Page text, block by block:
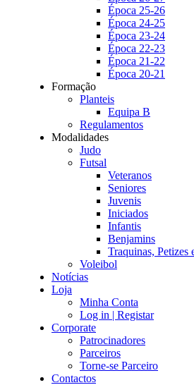
Época 25-26
Época 24-25
Época 23-24
Época 22-23
Época 21-22
Época 20-21
Formação
Planteis
Equipa B
Regulamentos
Modalidades
Judo
Futsal
Veteranos
Seniores
Juvenis
Iniciados
Infantis
Benjamins
Traquinas, Petizes
Voleibol
Notícias
Loja
Minha Conta
Log in | Registar
Corporate
Patrocinadores
Parceiros
Torne-se Parceiro
Contactos